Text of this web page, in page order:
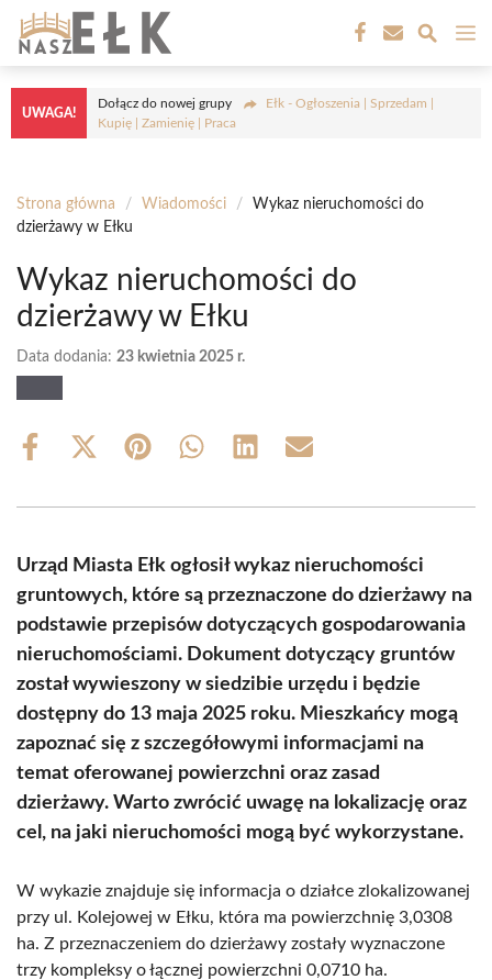
Przejdź
treści
UWAGA!
Dołącz do nowej grupy
Ełk - Ogłoszenia | Sprzedam |
Kupię | Zamienię | Praca
Strona główna / Wiadomości /
Wykaz nieruchomości do
dzierżawy w Ełku
Wykaz nieruchomości do
dzierżawy w Ełku
Data dodania: 23 kwietnia 2025 r.
Share
Share
(Twitter)
Share Share Share Share
Urząd Miasta Ełk ogłosił wykaz nieruchomości
gruntowych, które są przeznaczone do dzierżawy na
podstawie przepisów dotyczących gospodarowania
nieruchomościami. Dokument dotyczący gruntów
został wywieszony w siedzibie urzędu i będzie
dostępny do 13 maja 2025 roku. Mieszkańcy mogą
zapoznać się z szczegółowymi informacjami na
temat oferowanej powierzchni oraz zasad
dzierżawy. Warto zwrócić uwagę na lokalizację oraz
cel, na jaki nieruchomości mogą być wykorzystane.
W wykazie znajduje się informacja o działce zlokalizowanej
przy ul. Kolejowej w Ełku, która ma powierzchnię 3,0308
ha. Z przeznaczeniem do dzierżawy zostały wyznaczone
trzy kompleksy o łącznej powierzchni 0,0710 ha.